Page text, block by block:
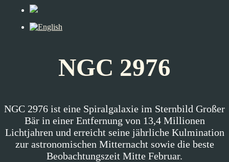
NGC 2976
NGC 2976 ist eine Spiralgalaxie im Sternbild Großer
Bär in einer Entfernung von 13,4 Millionen
Lichtjahren und erreicht seine jährliche Kulmination
zur astronomischen Mitternacht sowie die beste
Beobachtungszeit Mitte Februar.